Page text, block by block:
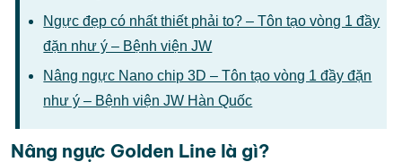
Ngực đẹp có nhất thiết phải to? – Tôn tạo vòng 1 đầy
đặn như ý – Bệnh viện JW
Nâng ngực Nano chip 3D – Tôn tạo vòng 1 đầy đặn
như ý – Bệnh viện JW Hàn Quốc
Nâng ngực Golden Line là gì?